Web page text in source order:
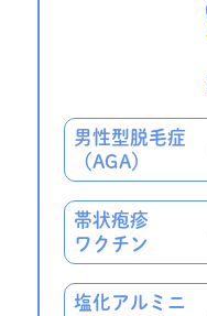
男性型脱毛症
（AGA）
帯状疱疹
ワクチン
塩化アルミニ